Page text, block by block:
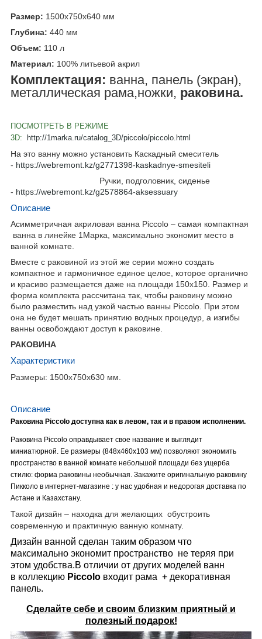
Размер: 1500x750x640 мм
Глубина: 440 мм
Объем: 110 л
Материал: 100% литьевой акрил
Комплектация: ванна, панель (экран),
металлическая рама,ножки, раковина.
ПОСМОТРЕТЬ В РЕЖИМЕ
3D:
http://1marka.ru/catalog_3D/piccolo/piccolo.html
На это ванну можно установить Каскадный смеситель
- https://webremont.kz/g2771398-kaskadnye-smesiteli
Ручки, подголовник, сиденье
- https://webremont.kz/g2578864-aksessuary
Описание
Асимметричная акриловая ванна Piccolo – самая компактная
ванна в линейке 1Марка, максимально экономит место в
ванной комнате.
Вместе с раковиной из этой же серии можно создать
компактное и гармоничное единое целое, которое органично
и красиво размещается даже на площади 150х150. Размер и
форма комплекта рассчитана так, чтобы раковину можно
было разместить над узкой частью ванны Piccolo. При этом
она не будет мешать принятию водных процедур, а изгибы
ванны освобождают доступ к раковине.
РАКОВИНА
Характеристики
Размеры: 1500х750х630 мм.
Описание
Раковина Piccolo доступна как в левом, так и в правом исполнении.
Раковина Piccolo оправдывает свое название и выглядит
миниатюрной. Ее размеры (848х460х103 мм) позволяют экономить
пространство в ванной комнате небольшой площади без ущерба
стилю: форма раковины необычная. Закажите оригинальную раковину
Пикколо в интернет-магазине : у нас удобная и недорогая доставка по
Астане и Казахстану.
Такой дизайн – находка для желающих обустроить
современную и практичную ванную комнату.
Дизайн ванной сделан таким образом что
максимально экономит пространство не теряя при
этом удобства.В отличии от других моделей ванн
в коллекцию Piccolo входит рама + декоративная
панель.
Сделайте себе и своим близким приятный и
полезный подарок!